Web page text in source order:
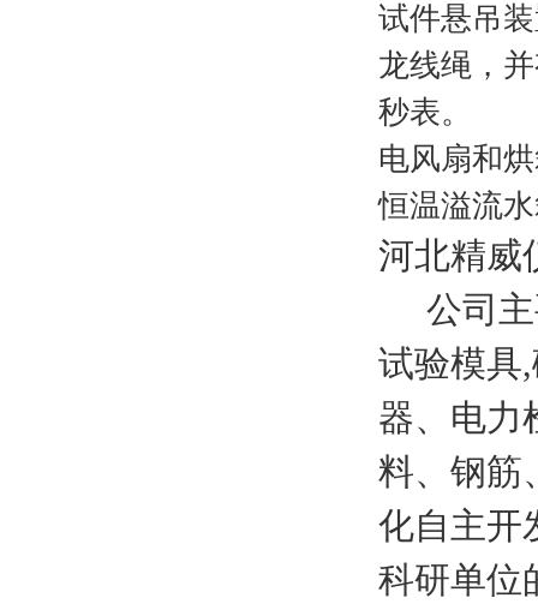
试件悬吊
龙线绳，
秒表。
电风扇和
恒温溢流
河北精威
公司
试验模具
器、电力
料、钢筋
化自主开
科研单位